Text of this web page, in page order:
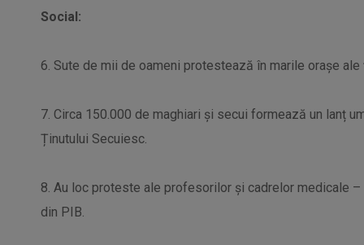
Social:
6. Sute de mii de oameni protestează în marile orașe
7. Circa 150.000 de maghiari și secui formează un lanț
Ținutului Secuiesc.
8. Au loc proteste ale profesorilor și cadrelor medicale
din PIB.